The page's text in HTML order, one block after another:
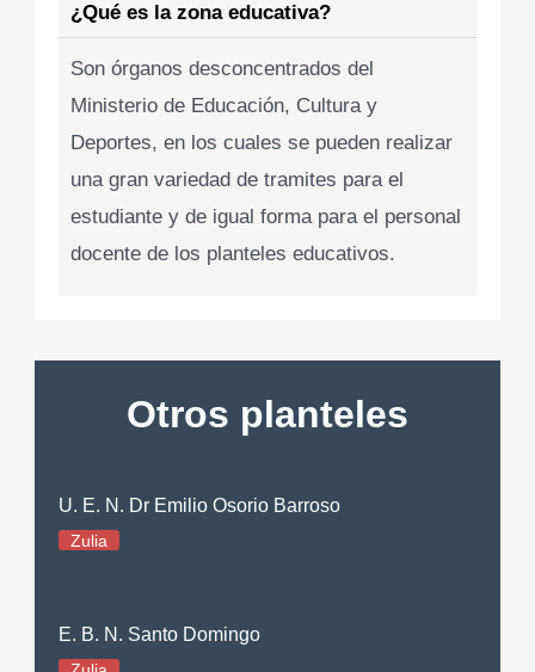
¿Qué es la zona educativa?
Son órganos desconcentrados del
Ministerio de Educación, Cultura y
Deportes, en los cuales se pueden realizar
una gran variedad de tramites para el
estudiante y de igual forma para el personal
docente de los planteles educativos.
Otros planteles
U. E. N. Dr Emilio Osorio Barroso
Zulia
E. B. N. Santo Domingo